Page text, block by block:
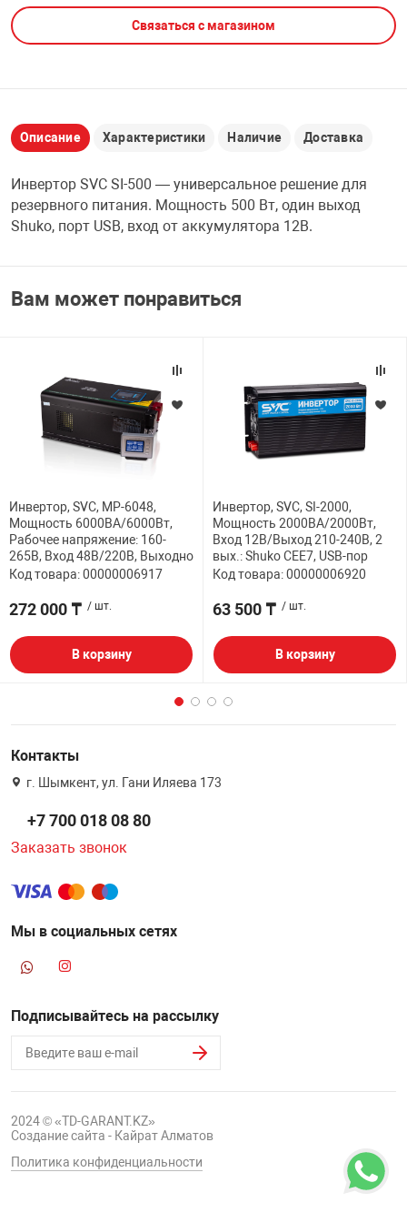
PCI АДАПТЕРЫ
USB
НАБОР ДЛЯ
CD-DVD ДИСКИ
ЛЕНТА ДЛЯ
ДОМА
ТЕХНИКА
Связаться с магазином
Описание Характеристики Наличие Доставка
Инвертор SVC SI-500 — универсальное решение для
резервного питания. Мощность 500 Вт, один выход
Shuko, порт USB, вход от аккумулятора 12В.
Вам может понравиться
Инвертор, SVC, MP-6048,
Мощность 6000ВА/6000Вт,
Рабочее напряжение: 160-
265B, Вход 48В/220В, Выходно
Код товара: 00000006917
272 000 ₸ / шт.
В корзину
Инвертор, SVC, SI-2000,
Мощность 2000ВА/2000Вт,
Вход 12В/Выход 210-240В, 2
вых.: Shuko CEE7, USB-пор
Код товара: 00000006920
63 500 ₸ / шт.
В корзину
Контакты
г. Шымкент, ул. Гани Иляева 173
+7 700 018 08 80
Заказать звонок
Мы в социальных сетях
Подписывайтесь на рассылку
2024 © «TD-GARANT.KZ»
Создание сайта - Кайрат Алматов
Политика конфиденциальности